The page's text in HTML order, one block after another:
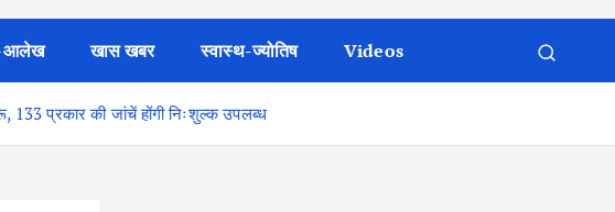
खास खबर स्वास्थ-ज्योतिष Videos
133 प्रकार की जांचें होंगी निःशुल्क उपलब्ध